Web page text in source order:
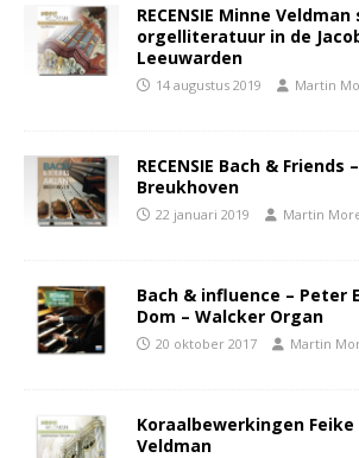
RECENSIE Minne
orgelliteratuur in de
Leeuwarden
14 augustus 2019 Martin
RECENSIE Bach & Friends
Breukhoven
22 januari 2019 Martin
Bach & influence – Peter
Dom – Walcker Organ
20 oktober 2017 Martin
Koraalbewerkingen
Veldman